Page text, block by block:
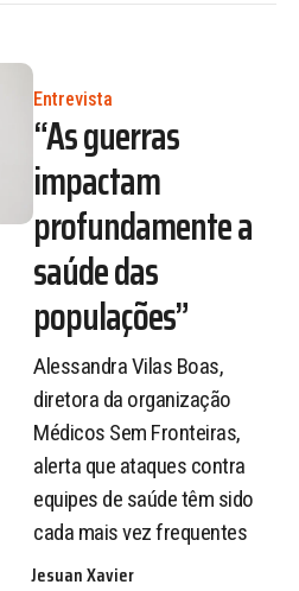
Entrevista
“As guerras
impactam
profundamente a
saúde das
populações”
Alessandra Vilas Boas,
diretora da organização
Médicos Sem Fronteiras,
alerta que ataques contra
equipes de saúde têm sido
cada mais vez frequentes
Jesuan Xavier